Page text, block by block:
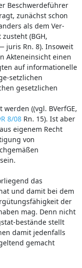
Beschwerdeführer
zunächst schon
als dem Ver-
(BGH,
juris Rn. 8). Insoweit
Akteneinsicht einen
auf informationelle
setzlichen
gesetzlichen
((vgl. BVerfGE,
8/08Rn. 15). Ist aber
eigenem Recht
von
das
und damit bei dem
der
mag. Denn nicht
bestände stellt
damit jedenfalls
gemacht